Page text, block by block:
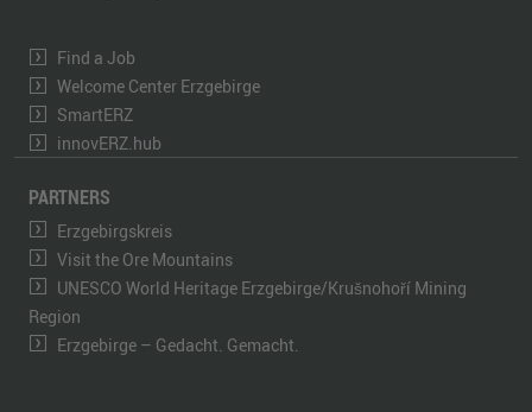
Find a Job
Welcome Center Erzgebirge
SmartERZ
innovERZ.hub
PARTNERS
Erzgebirgskreis
Visit the Ore Mountains
UNESCO World Heritage Erzgebirge/Krušnohoří Mining
Region
Erzgebirge – Gedacht. Gemacht.